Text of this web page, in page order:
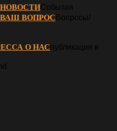
НОВОСТИСобытия
ВАШ ВОПРОС Вопросы/
О НАСпубликация в